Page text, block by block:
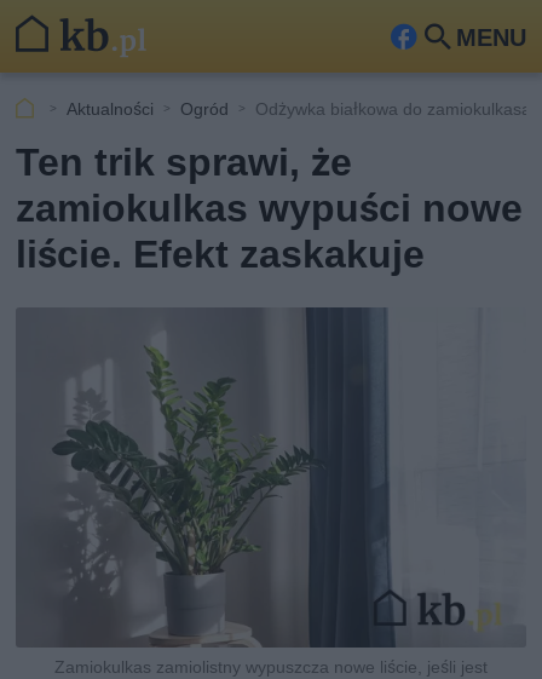
MENU
Fa
ook
Szu
Aktualności Ogród Odżywka białkowa do zamiokulkasa
Ten trik sprawi, że
zamiokulkas wypuści nowe
liście. Efekt zaskakuje
Zamiokulkas zamiolistny wypuszcza nowe liście, jeśli jest